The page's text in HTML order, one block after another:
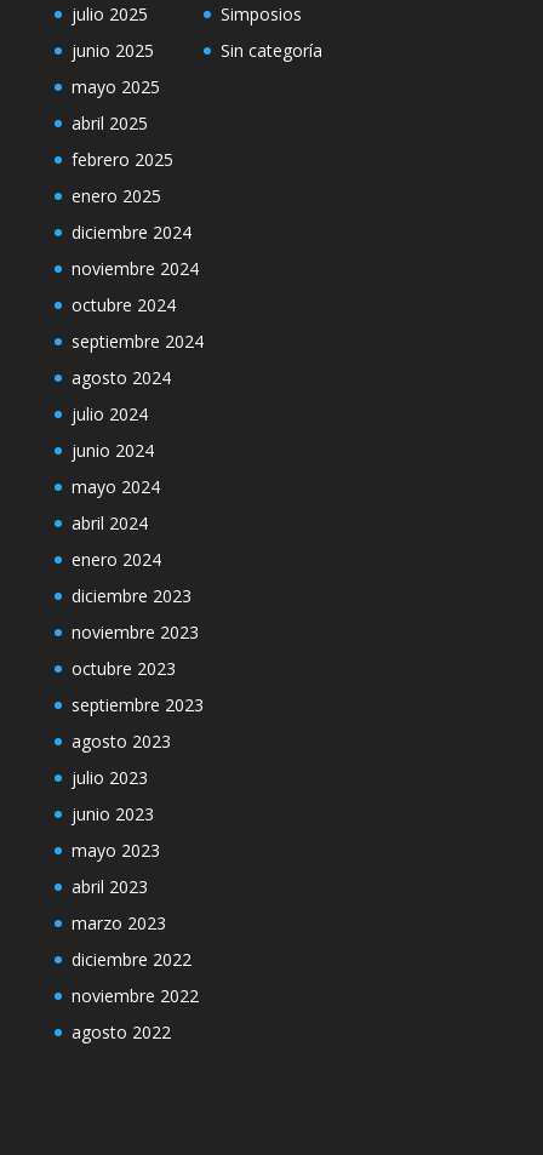
julio 2025
junio 2025
mayo 2025
abril 2025
febrero 2025
enero 2025
diciembre 2024
noviembre 2024
octubre 2024
septiembre 2024
agosto 2024
julio 2024
junio 2024
mayo 2024
abril 2024
enero 2024
diciembre 2023
noviembre 2023
octubre 2023
septiembre 2023
agosto 2023
julio 2023
junio 2023
mayo 2023
abril 2023
marzo 2023
diciembre 2022
noviembre 2022
agosto 2022
Simposios
Sin categoría